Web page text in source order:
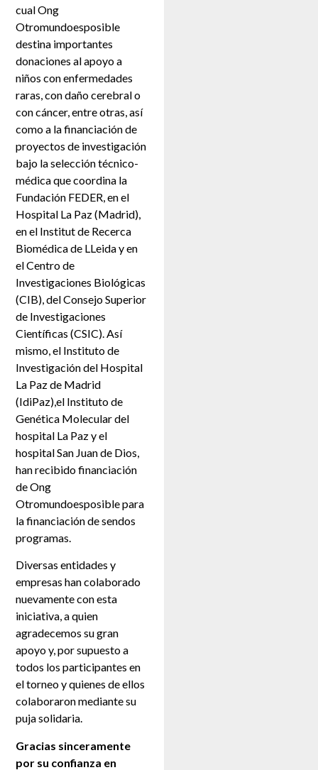
cual Ong
Otromundoesposible
destina importantes
donaciones al apoyo a
niños con enfermedades
raras, con daño cerebral o
con cáncer, entre otras, así
como a la financiación de
proyectos de investigación
bajo la selección técnico-
médica que coordina la
Fundación FEDER, en el
Hospital La Paz (Madrid),
en el Institut de Recerca
Biomédica de LLeida y en
el Centro de
Investigaciones Biológicas
(CIB), del Consejo Superior
de Investigaciones
Científicas (CSIC). Así
mismo, el Instituto de
Investigación del Hospital
La Paz de Madrid
(IdiPaz),el Instituto de
Genética Molecular del
hospital La Paz y el
hospital San Juan de Dios,
han recibido financiación
de Ong
Otromundoesposible para
la financiación de sendos
programas.
Diversas entidades y
empresas han colaborado
nuevamente con esta
iniciativa, a quien
agradecemos su gran
apoyo y, por supuesto a
todos los participantes en
el torneo y quienes de ellos
colaboraron mediante su
puja solidaria.
Gracias sinceramente
por su confianza en